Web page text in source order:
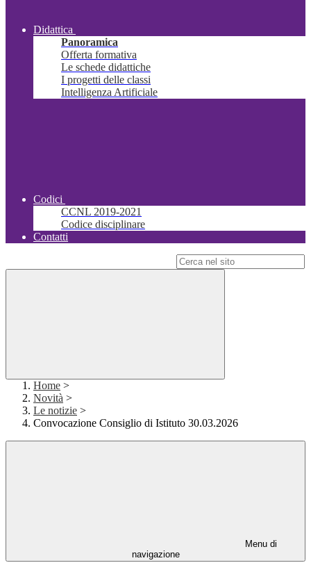
Didattica
Panoramica
Offerta formativa
Le schede didattiche
I progetti delle classi
Intelligenza Artificiale
Codici
CCNL 2019-2021
Codice disciplinare
Contatti
Home >
Novità >
Le notizie >
Convocazione Consiglio di Istituto 30.03.2026
Menu di
navigazione